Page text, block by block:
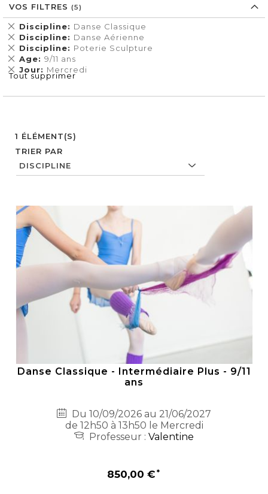
1 ÉLÉMENT(S)
TRIER PAR
Danse Classique - Intermédiaire Plus - 9/11
ans
Du 10/09/2026 au 21/06/2027
de 12h50 à 13h50 le Mercredi
Professeur : Valentine
850,00 €
VOS FILTRES
Discipline Danse Classique
Supprimer
cet
Élément
Discipline Danse Aérienne
Supprimer
cet
Élément
Discipline Poterie Sculpture
Supprimer
cet
Élément
Age 9/11 ans
Supprimer
cet
Élément
Jour Mercredi
Supprimer
cet
Tout supprimer